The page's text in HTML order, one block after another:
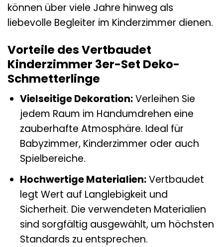
können über viele Jahre hinweg als
liebevolle Begleiter im Kinderzimmer dienen.
Vorteile des Vertbaudet
Kinderzimmer 3er-Set Deko-
Schmetterlinge
Vielseitige Dekoration:Verleihen Sie
jedem Raum im Handumdrehen eine
zauberhafte Atmosphäre. Ideal für
Babyzimmer, Kinderzimmer oder auch
Spielbereiche.
Hochwertige Materialien:Vertbaudet
legt Wert auf Langlebigkeit und
Sicherheit. Die verwendeten Materialien
sind sorgfältig ausgewählt, um höchsten
Standards zu entsprechen.